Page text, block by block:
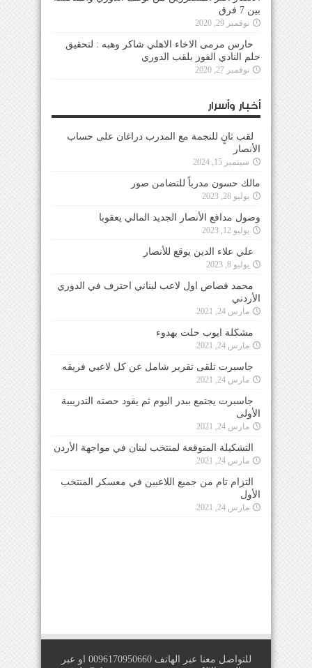
بين 7 فرق
نوفمبر 29, 2020
حارس مرمى الاخاء الاهلي شاكر وهبه : لتحقيق
حلم النادي الفوز بلقب الدوري
نوفمبر 27, 2020
أخبار وأسرار
لقب ثانٍ للنجمة مع المدرب دراغان على حساب
الأنصار
سبتمبر 15, 2024
مالك حسون مدرباً للتضامن صور
يوليو 28, 2023
وصول مدافع الأنصار الجديد المالي يعقوبا
يوليو 12, 2023
علي علاء الدين يوقع للأنصار
يوليو 8, 2023
محمد قصاص اول لاعب لبناني احترف في الدوري
الأردني
مارس 24, 2021
مشكلة ايوب حلت بهدوء
مارس 24, 2021
جاسبرت تلقى تقرير شامل عن كل لاعبي فريقه
مارس 24, 2021
جاسبرت يجتمع ببدر اليوم ثم يقود حصته التدريبية
الأولى
مارس 24, 2021
التشكيلة المتوقعة لمنتخب لبنان في مواجهة الأردن
مارس 24, 2021
التزام تام من جميع اللاعبين في معسكر المنتخب
الأول
مارس 24, 2021
للتواصل معنا عبر الهاتف 0096170950660 او عبر